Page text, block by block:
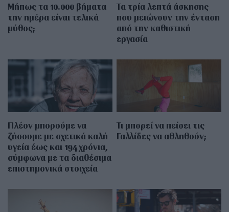
Μήπως τα 10.000 βήματα
την ημέρα είναι τελικά
μύθος;
Τα τρία λεπτά άσκησης
που μειώνουν την ένταση
από την καθιστική
εργασία
Πλέον μπορούμε να
ζήσουμε με σχετικά καλή
υγεία έως και 194 χρόνια,
σύμφωνα με τα διαθέσιμα
επιστημονικά στοιχεία
Τι μπορεί να πείσει τις
Γαλλίδες να αθληθούν;